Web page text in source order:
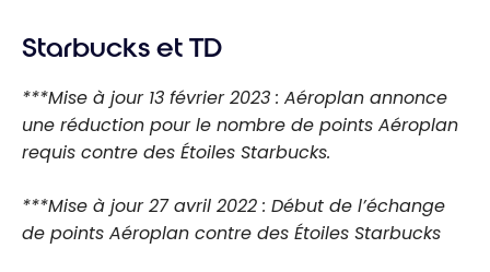
Starbucks et TD
***Mise à jour 13 février 2023 : Aéroplan annonce
une réduction pour le nombre de points Aéroplan
requis contre des Étoiles Starbucks.
***Mise à jour 27 avril 2022 : Début de l’échange
de points Aéroplan contre des Étoiles Starbucks